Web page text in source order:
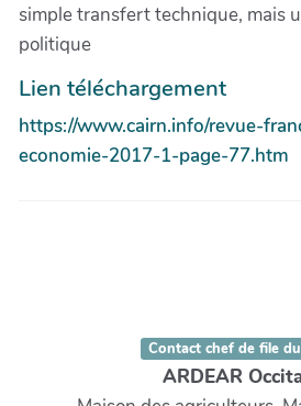
simple transfert technique, mais
politique
Lien téléchargement
https://www.cairn.info/revue-
economie-2017-1-page-77.htm
Contact chef de file
ARDEAR